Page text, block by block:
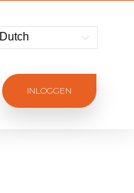
Dutch
INLOGGEN